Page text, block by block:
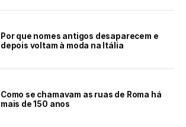
Por que nomes antigos desaparecem e
depois voltam à moda na Itália
Como se chamavam as ruas de Roma há
mais de 150 anos